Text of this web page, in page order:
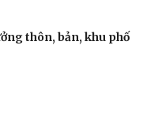
thôn, bản, khu phố